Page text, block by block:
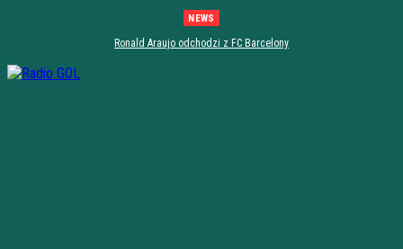
NEWS
Ronald Araujo odchodzi z FC Barcelony